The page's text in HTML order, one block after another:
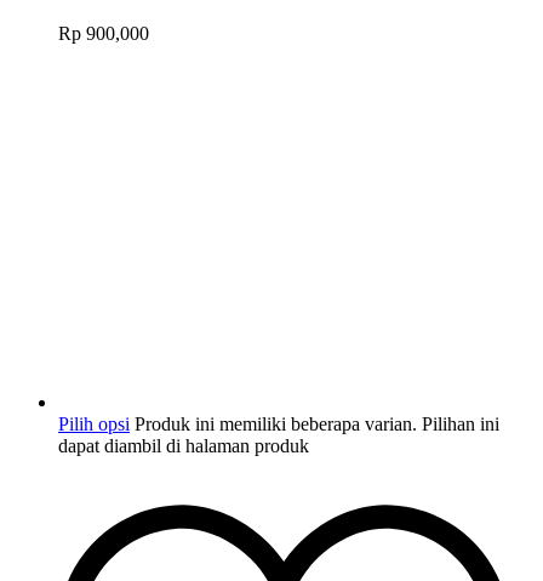
Rp 900,000
Pilih opsi Produk ini memiliki beberapa varian. Pilihan ini
dapat diambil di halaman produk